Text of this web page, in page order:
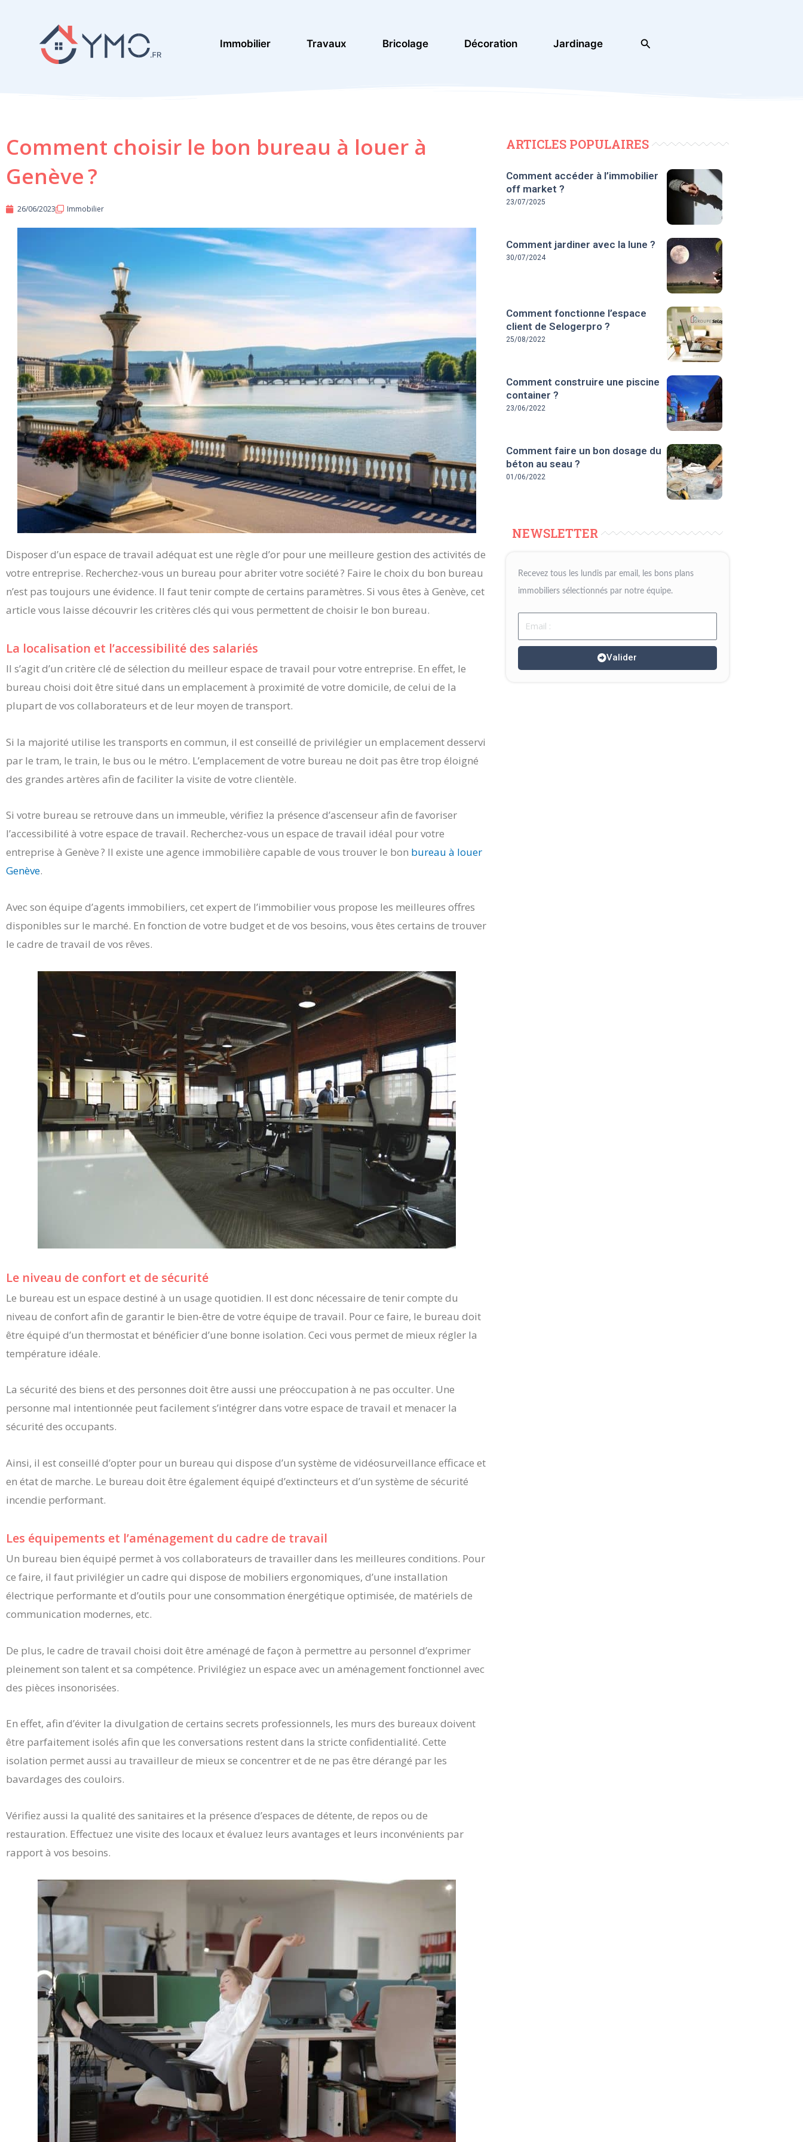
Immobilier Travaux Bricolage Décoration Jardinage Rechercher
Comment choisir le bon bureau à louer à
Genève ?
26/06/2023 Immobilier
Disposer d’un espace de travail adéquat est une règle d’or pour une meilleure gestion des activités de
votre entreprise. Recherchez-vous un bureau pour abriter votre société ? Faire le choix du bon bureau
n’est pas toujours une évidence. Il faut tenir compte de certains paramètres. Si vous êtes à Genève, cet
article vous laisse découvrir les critères clés qui vous permettent de choisir le bon bureau.
La localisation et l’accessibilité des salariés
Il s’agit d’un critère clé de sélection du meilleur espace de travail pour votre entreprise. En effet, le
bureau choisi doit être situé dans un emplacement à proximité de votre domicile, de celui de la
plupart de vos collaborateurs et de leur moyen de transport.
Si la majorité utilise les transports en commun, il est conseillé de privilégier un emplacement desservi
par le tram, le train, le bus ou le métro. L’emplacement de votre bureau ne doit pas être trop éloigné
des grandes artères afin de faciliter la visite de votre clientèle.
Si votre bureau se retrouve dans un immeuble, vérifiez la présence d’ascenseur afin de favoriser
l’accessibilité à votre espace de travail. Recherchez-vous un espace de travail idéal pour votre
entreprise à Genève ? Il existe une agence immobilière capable de vous trouver le bon bureau à louer
Genève.
Avec son équipe d’agents immobiliers, cet expert de l’immobilier vous propose les meilleures offres
disponibles sur le marché. En fonction de votre budget et de vos besoins, vous êtes certains de trouver
le cadre de travail de vos rêves.
Le niveau de confort et de sécurité
Le bureau est un espace destiné à un usage quotidien. Il est donc nécessaire de tenir compte du
niveau de confort afin de garantir le bien-être de votre équipe de travail. Pour ce faire, le bureau doit
être équipé d’un thermostat et bénéficier d’une bonne isolation. Ceci vous permet de mieux régler la
température idéale.
La sécurité des biens et des personnes doit être aussi une préoccupation à ne pas occulter. Une
personne mal intentionnée peut facilement s’intégrer dans votre espace de travail et menacer la
sécurité des occupants.
Ainsi, il est conseillé d’opter pour un bureau qui dispose d’un système de vidéosurveillance efficace et
en état de marche. Le bureau doit être également équipé d’extincteurs et d’un système de sécurité
incendie performant.
Les équipements et l’aménagement du cadre de travail
Un bureau bien équipé permet à vos collaborateurs de travailler dans les meilleures conditions. Pour
ce faire, il faut privilégier un cadre qui dispose de mobiliers ergonomiques, d’une installation
électrique performante et d’outils pour une consommation énergétique optimisée, de matériels de
communication modernes, etc.
De plus, le cadre de travail choisi doit être aménagé de façon à permettre au personnel d’exprimer
pleinement son talent et sa compétence. Privilégiez un espace avec un aménagement fonctionnel avec
des pièces insonorisées.
En effet, afin d’éviter la divulgation de certains secrets professionnels, les murs des bureaux doivent
être parfaitement isolés afin que les conversations restent dans la stricte confidentialité. Cette
isolation permet aussi au travailleur de mieux se concentrer et de ne pas être dérangé par les
bavardages des couloirs.
Vérifiez aussi la qualité des sanitaires et la présence d’espaces de détente, de repos ou de
restauration. Effectuez une visite des locaux et évaluez leurs avantages et leurs inconvénients par
rapport à vos besoins.
ARTICLES POPULAIRES
Comment accéder à l’immobilier
off market ?
23/07/2025
Comment jardiner avec la lune ?
30/07/2024
Comment fonctionne l’espace
client de Selogerpro ?
25/08/2022
Comment construire une piscine
container ?
23/06/2022
Comment faire un bon dosage du
béton au seau ?
01/06/2022
NEWSLETTER
Recevez tous les lundis par email, les bons plans
immobiliers sélectionnés par notre équipe.
Email
Valider